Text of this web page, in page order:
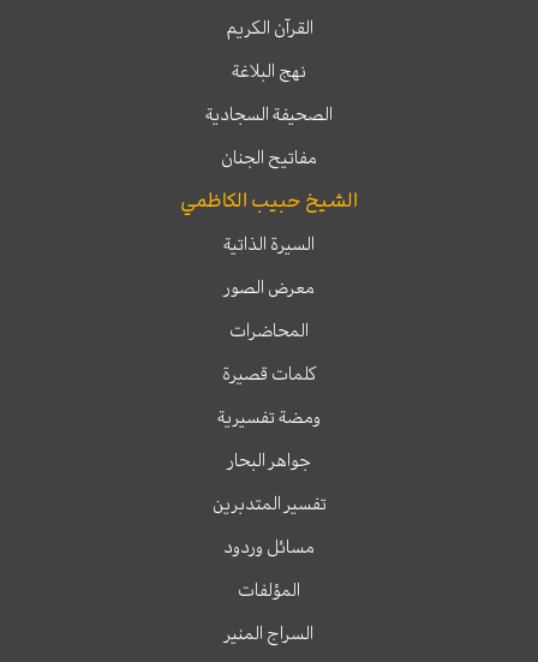
القرآن الكريم
نهج البلاغة
الصحيفة السجادية
مفاتيح الجنان
الشيخ حبيب الكاظمي
السيرة الذاتية
معرض الصور
المحاضرات
كلمات قصيرة
ومضة تفسيرية
جواهر البحار
تفسير المتدبرين
مسائل وردود
المؤلفات
السراج المنير